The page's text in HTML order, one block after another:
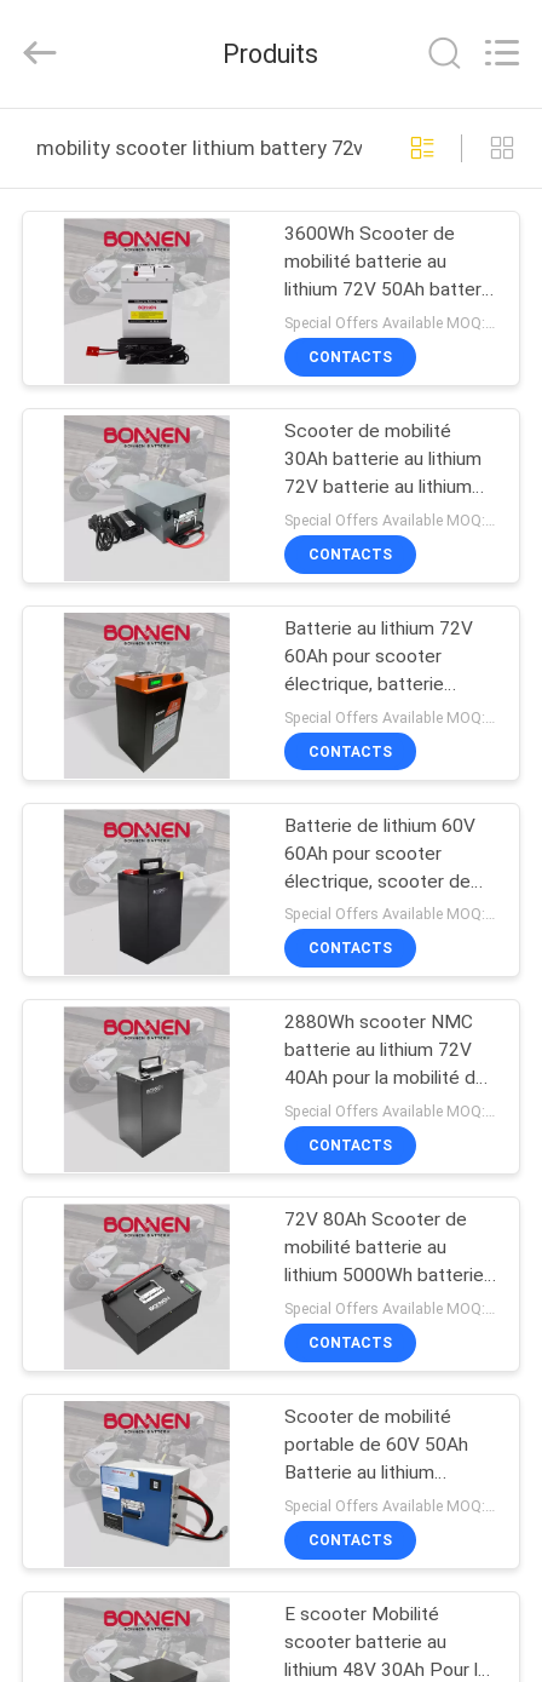
PRODUITS
PROPOS
NOUS
VISITE
D'USINE
CONTRÔLE
QUALITÉ
CONTACT
NOUVELLES
DU
SITE
POLITIQUE
CONFIDENTIALITÉ
Battery
Technology
All
Produits
mobility scooter lithium battery 72v fabrication en ligne
3600Wh Scooter de
mobilité batterie au
lithium 72V 50Ah batterie
au lithium pour scooter
électrique
Special Offers Available MOQ:2 unités
CONTACTS
Scooter de mobilité
30Ah batterie au lithium
72V batterie au lithium
pour cyclomoteur,
Citycoco
CONTACTS
Batterie au lithium 72V
60Ah pour scooter
électrique, batterie
échangeable
CONTACTS
Batterie de lithium 60V
60Ah pour scooter
électrique, scooter de
mobilité remplacement
de batterie de lithium
Special Offers Available MOQ:2 unités
CONTACTS
2880Wh scooter NMC
batterie au lithium 72V
40Ah pour la mobilité de
conduite scooter tricycle
véhicule
Special Offers Available MOQ:2 unités
CONTACTS
72V 80Ah Scooter de
mobilité batterie au
lithium 5000Wh batterie
échangeable pour moto
électrique
CONTACTS
Scooter de mobilité
portable de 60V 50Ah
Batterie au lithium
3000Wh Lifepo4
Batterie à vélo électrique
CONTACTS
E scooter Mobilité
scooter batterie au
lithium 48V 30Ah Pour le